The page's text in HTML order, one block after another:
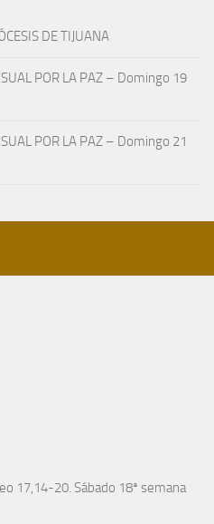
DE TIJUANA
POR LA PAZ – Domingo 19
POR LA PAZ – Domingo 21
17,14-20. Sábado 18ª semana